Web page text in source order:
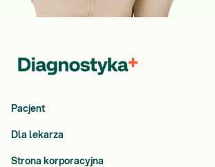
Pacjent
Dla lekarza
Strona korporacyjna